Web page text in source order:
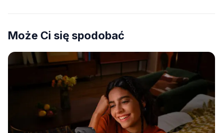
Może Ci się spodobać